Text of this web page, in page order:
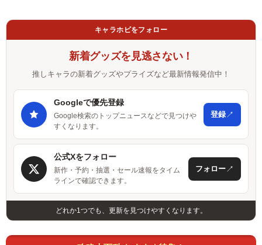
キャラホビをフォロー
新着グッズを見逃さない！
推しキャラの新着グッズやプライズなど最新情報発信中！
Googleで優先登録
Google検索のトップニュースなどで見つけや
すくなります。
登録↗
公式Xをフォロー
新作・予約・抽選・セール速報をタイム
ラインで確認できます。
フォロー↗
どれか1つでも、更新を見つけやすくなります。